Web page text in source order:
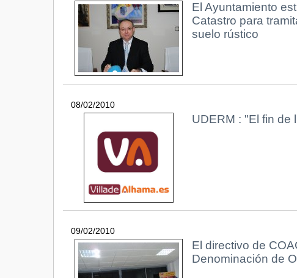
El Ayuntamiento
Catastro para
suelo rústico
08/02/2010
UDERM : "El fin de
09/02/2010
El directivo de
Denominación de